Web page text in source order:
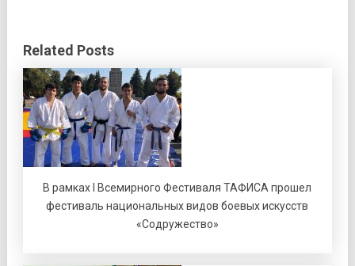
Related Posts
В рамках I Всемирного Фестиваля ТАФИСА прошел
фестиваль национальных видов боевых искусств
«Содружество»